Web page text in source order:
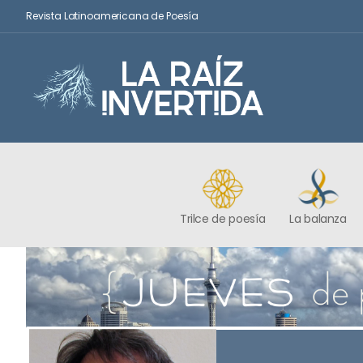
Revista Latinoamericana de Poesía
Trilce de poesía La balanza